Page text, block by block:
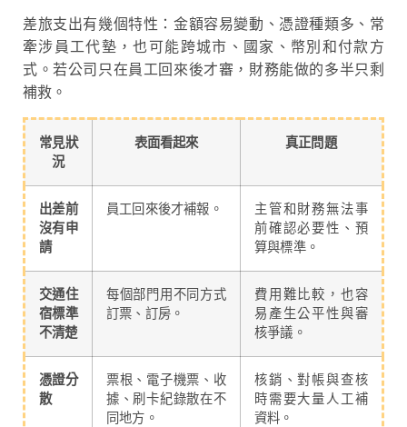
差旅支出有幾個特性：金額容易變動、憑證種類多、常
牽涉員工代墊，也可能跨城市、國家、幣別和付款方
式。若公司只在員工回來後才審，財務能做的多半只剩
補救。
常見狀
況
表面看起來 真正問題
出差前
沒有申
請
員工回來後才補報。
主管和財務無法事
前確認必要性、預
算與標準。
交通住
宿標準
不清楚
每個部門用不同方式
訂票、訂房。
費用難比較，也容
易產生公平性與審
核爭議。
憑證分
散
票根、電子機票、收
據、刷卡紀錄散在不
同地方。
核銷、對帳與查核
時需要大量人工補
資料。